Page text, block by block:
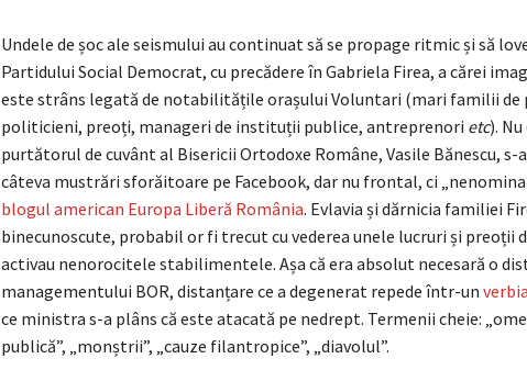
Undele de șoc ale seismului au continuat să se propage ritmic și să
Partidului Social Democrat, cu precădere în Gabriela Firea, a cărei
este strâns legată de notabilitățile orașului Voluntari (mari familii
politicieni, preoți, manageri de instituții publice, antreprenori etc).
purtătorul de cuvânt al Bisericii Ortodoxe Române, Vasile Bănescu, s-
câteva mustrări sforăitoare pe Facebook, dar nu frontal, ci
blogul american Europa Liberă România. Evlavia și dărnicia familiei
binecunoscute, probabil or fi trecut cu vederea unele lucruri și preoții
activau nenorocitele stabilimentele. Așa că era absolut necesară o
managementului BOR, distanțare ce a degenerat repede într-un
ce ministra s-a plâns că este atacată pe nedrept. Termenii cheie:
publică”, „monștrii”, „cauze filantropice”, „diavolul”.